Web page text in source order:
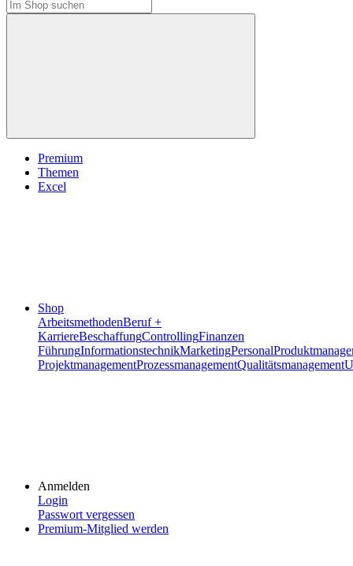
Premium
Themen
Excel
Shop
ArbeitsmethodenBeruf +
KarriereBeschaffungControllingFinanzen
FührungInformationstechnikMarketingPersonal
ProjektmanagementProzessmanagementQualitätsmanagement
Anmelden
Login
Passwort vergessen
Premium-Mitglied werden